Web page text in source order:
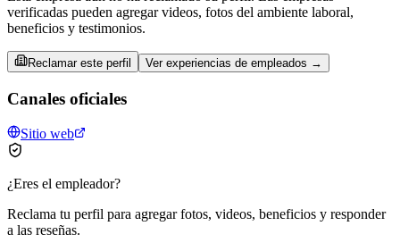
verificadas pueden agregar videos, fotos del ambiente laboral,
beneficios y testimonios.
Reclamar este perfil Ver experiencias de empleados →
Canales oficiales
Sitio web
¿Eres el empleador?
Reclama tu perfil para agregar fotos, videos, beneficios y responder
a las reseñas.